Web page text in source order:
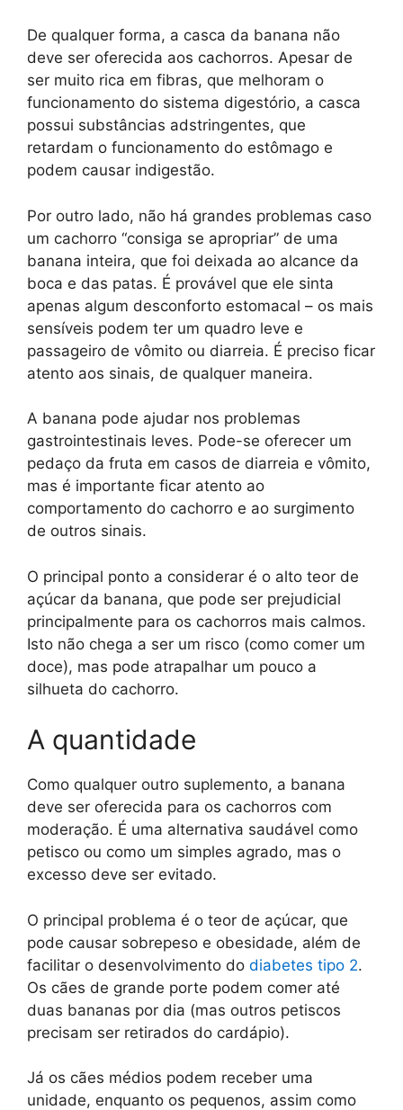
De qualquer forma, a casca da banana não
deve ser oferecida aos cachorros. Apesar de
ser muito rica em fibras, que melhoram o
funcionamento do sistema digestório, a casca
possui substâncias adstringentes, que
retardam o funcionamento do estômago e
podem causar indigestão.
Por outro lado, não há grandes problemas caso
um cachorro “consiga se apropriar” de uma
banana inteira, que foi deixada ao alcance da
boca e das patas. É provável que ele sinta
apenas algum desconforto estomacal – os mais
sensíveis podem ter um quadro leve e
passageiro de vômito ou diarreia. É preciso ficar
atento aos sinais, de qualquer maneira.
A banana pode ajudar nos problemas
gastrointestinais leves. Pode-se oferecer um
pedaço da fruta em casos de diarreia e vômito,
mas é importante ficar atento ao
comportamento do cachorro e ao surgimento
de outros sinais.
O principal ponto a considerar é o alto teor de
açúcar da banana, que pode ser prejudicial
principalmente para os cachorros mais calmos.
Isto não chega a ser um risco (como comer um
doce), mas pode atrapalhar um pouco a
silhueta do cachorro.
A quantidade
Como qualquer outro suplemento, a banana
deve ser oferecida para os cachorros com
moderação. É uma alternativa saudável como
petisco ou como um simples agrado, mas o
excesso deve ser evitado.
O principal problema é o teor de açúcar, que
pode causar sobrepeso e obesidade, além de
facilitar o desenvolvimento do diabetes tipo 2.
Os cães de grande porte podem comer até
duas bananas por dia (mas outros petiscos
precisam ser retirados do cardápio).
Já os cães médios podem receber uma
unidade, enquanto os pequenos, assim como